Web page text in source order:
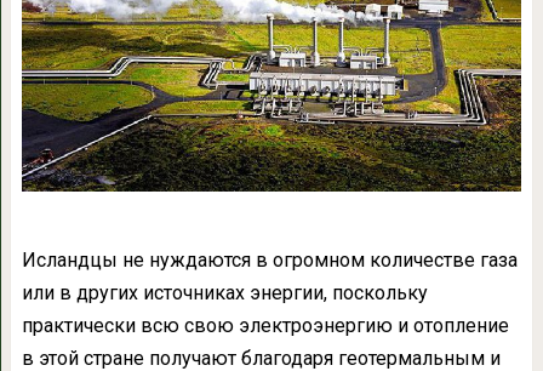
Исландцы не нуждаются в огромном количестве газа
или в других источниках энергии, поскольку
практически всю свою электроэнергию и отопление
в этой стране получают благодаря геотермальным и